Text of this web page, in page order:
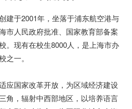
建于2001年，坐落于浦东航空港与
市人民政府批准、国家教育部备案
。现有在校生8000人，是上海市办
之一。
应国家改革开放，为区域经济建设
角，辐射中西部地区，以培养语言